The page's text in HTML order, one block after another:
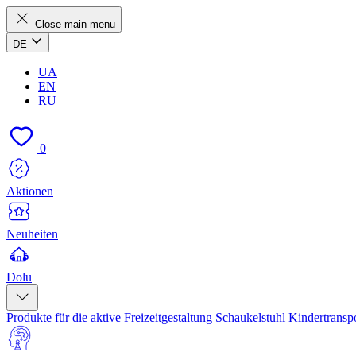
Close main menu
DE
UA
EN
RU
0
Aktionen
Neuheiten
Dolu
Produkte für die aktive Freizeitgestaltung Schaukelstuhl